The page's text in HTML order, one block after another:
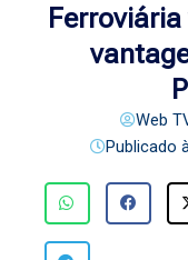
Web
Publicado